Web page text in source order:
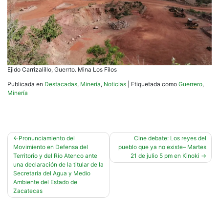
Ejido Carrizalillo, Guerrto. Mina Los Filos
Publicada en Destacadas, Minería, Noticias Etiquetada como Guerrero,
Minería
Navegación
de
entradas
Pronunciamiento del
Movimiento en Defensa del
Territorio y del Río Atenco ante
una declaración de la titular de la
Secretaría del Agua y Medio
Ambiente del Estado de
Zacatecas
Cine debate: Los reyes del
pueblo que ya no existe– Martes
21 de julio 5 pm en Kinoki